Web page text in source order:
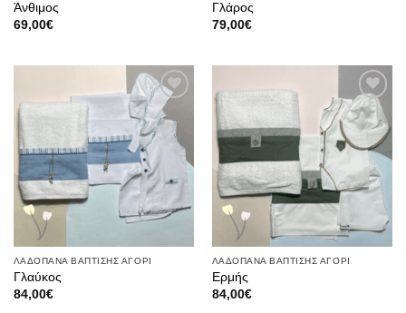
Άνθιμος
69,00€
Γλάρος
79,00€
Πρόσθήκη
στην λίστα
επιθυμιών
ΛΑΔΟΠΑΝΑ ΒΑΠΤΙΣΗΣ ΑΓΟΡΙ
Γλαύκος
84,00€
Πρόσθήκη
στην λίστα
επιθυμιών
ΛΑΔΟΠΑΝΑ ΒΑΠΤΙΣΗΣ ΑΓΟΡΙ
Ερμής
84,00€